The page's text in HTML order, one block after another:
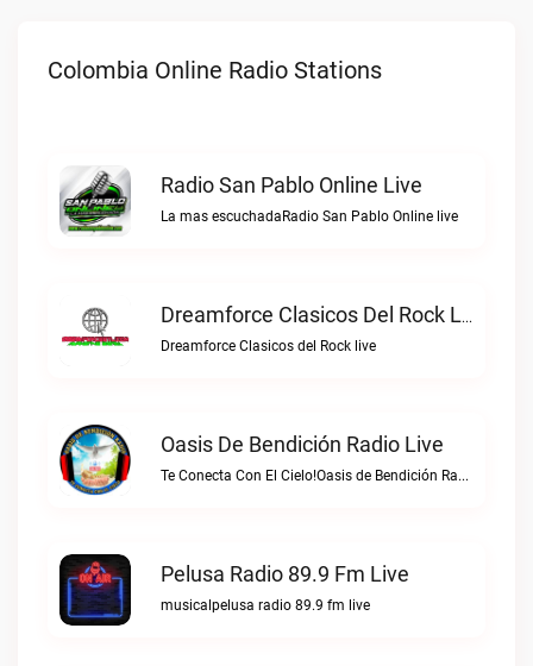
Colombia Online Radio Stations
Radio San Pablo Online Live
La mas escuchadaRadio San Pablo Online live
Dreamforce Clasicos Del Rock Live
Dreamforce Clasicos del Rock live
Oasis De Bendición Radio Live
Te Conecta Con El Cielo!Oasis de Bendición Radio live
Pelusa Radio 89.9 Fm Live
musicalpelusa radio 89.9 fm live